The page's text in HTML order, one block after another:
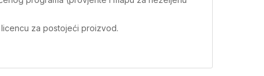
za postojeći proizvod.